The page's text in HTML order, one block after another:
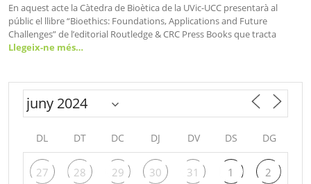
En aquest acte la Càtedra de Bioètica de la UVic-UCC presentarà al
públic el llibre “Bioethics: Foundations, Applications and Future
Challenges” de l’editorial Routledge & CRC Press Books que tracta
Llegeix-ne més…
DL DT DC DJ DV DS DG
27 28 29 30 31 1 2